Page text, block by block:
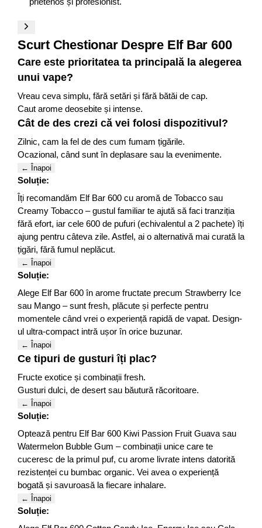
Scurt Chestionar Despre Elf Bar 600
Care este prioritatea ta principală la alegerea
unui vape?
Vreau ceva simplu, fără setări și fără bătăi de cap.
Caut arome deosebite și intense.
Cât de des crezi că vei folosi dispozitivul?
Zilnic, cam la fel de des cum fumam țigările.
Ocazional, când sunt în deplasare sau la evenimente.
← Înapoi
Soluție:
Îți recomandăm Elf Bar 600 cu aromă de Tobacco sau
Creamy Tobacco – gustul familiar te ajută să faci tranziția
fără efort, iar cele 600 de pufuri (echivalentul a 2 pachete) îți
ajung pentru câteva zile. Astfel, ai o alternativă mai curată la
țigări, fără fumul neplăcut.
← Înapoi
Soluție:
Alege Elf Bar 600 în arome fructate precum Strawberry Ice
sau Mango – sunt fresh, plăcute și perfecte pentru
momentele când vrei o experiență rapidă de vapat. Design-
ul ultra-compact intră ușor în orice buzunar.
← Înapoi
Ce tipuri de gusturi îți plac?
Fructe exotice și combinații fresh.
Gusturi dulci, de desert sau băutură răcoritoare.
← Înapoi
Soluție:
Optează pentru Elf Bar 600 Kiwi Passion Fruit Guava sau
Watermelon Bubble Gum – combinații unice care te
cuceresc de la primul puf, cu arome livrate intens datorită
rezistenței cu bumbac organic. Vei avea o experiență
bogată și savuroasă la fiecare inhalare.
← Înapoi
Soluție: